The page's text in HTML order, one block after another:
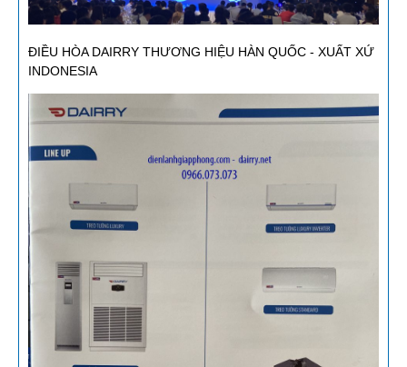
ĐIỀU HÒA DAIRRY THƯƠNG HIỆU HÀN QUỐC - XUẤT XỨ
INDONESIA